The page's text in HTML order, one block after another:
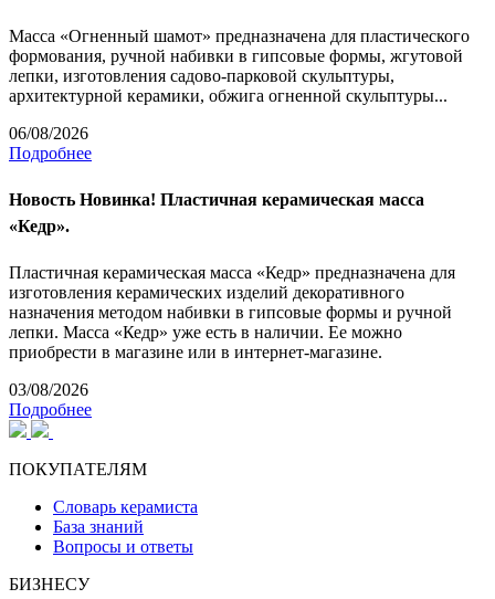
Масса «Огненный шамот» предназначена для пластического
формования, ручной набивки в гипсовые формы, жгутовой
лепки, изготовления садово-парковой скульптуры,
архитектурной керамики, обжига огненной скульптуры...
06/08/2026
Подробнее
Новость Новинка! Пластичная керамическая масса
«Кедр».
Пластичная керамическая масса «Кедр» предназначена для
изготовления керамических изделий декоративного
назначения методом набивки в гипсовые формы и ручной
лепки. Масса «Кедр» уже есть в наличии. Ее можно
приобрести в магазине или в интернет-магазине.
03/08/2026
Подробнее
ПОКУПАТЕЛЯМ
Словарь керамиста
База знаний
Вопросы и ответы
БИЗНЕСУ